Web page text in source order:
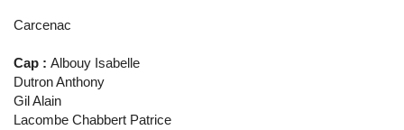
Carcenac
Cap : Albouy Isabelle
Dutron Anthony
Gil Alain
Lacombe Chabbert Patrice